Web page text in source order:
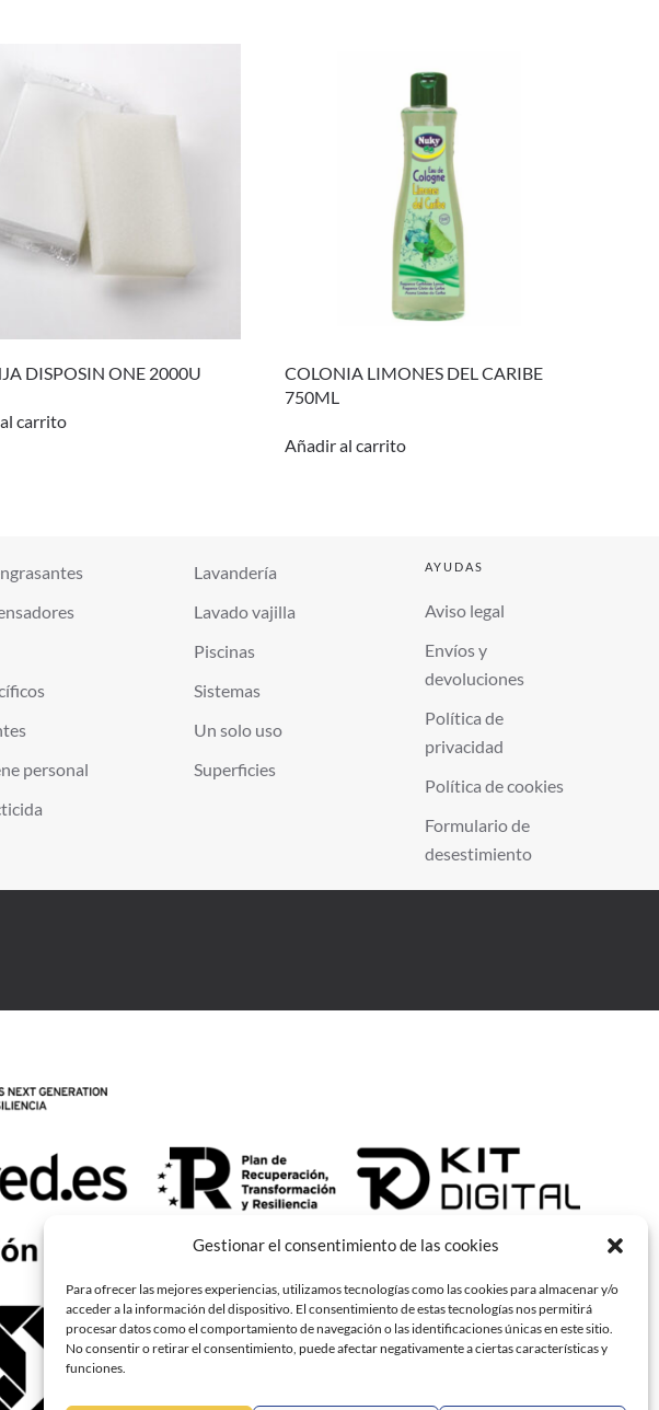
Gestionar el consentimiento de las cookies
Para ofrecer las mejores experiencias, utilizamos tecnologías como las cookies para almacenar y/o
acceder a la información del dispositivo. El consentimiento de estas tecnologías nos permitirá
procesar datos como el comportamiento de navegación o las identificaciones únicas en este sitio.
No consentir o retirar el consentimiento, puede afectar negativamente a ciertas características y
funciones.
DISPOSIN ONE 2000U
carrito
COLONIA LIMONES DEL CARIBE
750ML
Añadir al carrito
personal
Lavandería
Lavado vajilla
Piscinas
Sistemas
Un solo uso
Superficies
AYUDAS
Aviso legal
Envíos y
devoluciones
Política de
privacidad
Política de cookies
Formulario de
desestimiento